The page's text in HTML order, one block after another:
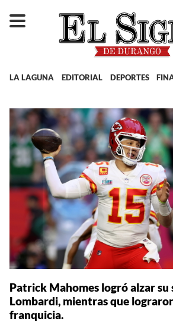
LA LAGUNA EDITORIAL DEPORTES
Patrick Mahomes logró alzar su
Lombardi, mientras que
franquicia.